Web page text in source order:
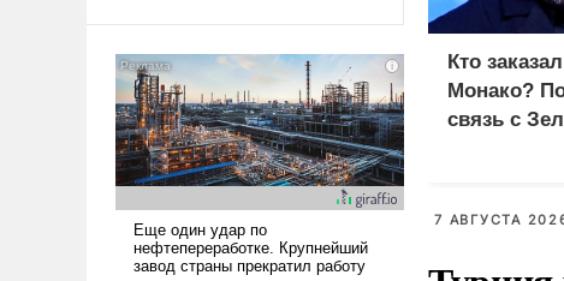
Сложившаяся ситуация
означает многолетний период
уязвимости США, например,
перед Китаем.
Кто
Монако?
связь с
7 АВГУСТА